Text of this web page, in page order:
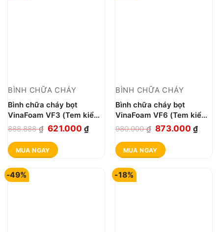
BÌNH CHỮA CHÁY
Bình chữa cháy bọt
VinaFoam VF3 (Tem kiểm
định)
888.888₫ Giá
gốc
là:
621.000₫Giá
621.000 ₫.
MUA NGAY
BÌNH CHỮA CHÁY
Bình chữa cháy bọt
VinaFoam VF6 (Tem kiểm
định)
980.000₫ Giá
gốc
là:
873.000₫Giá
MUA NGAY
-49% -18%